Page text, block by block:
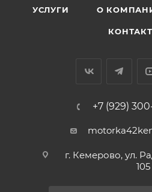
1E1110602A, C20110231, KHS725
УСЛУГИ О
+7 (929)
г. Кемерово, ул.
105